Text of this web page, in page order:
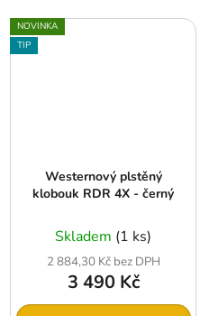
NOVINKA
TIP
Westernový plstěný
klobouk RDR 4X - černý
Skladem (1 ks)
2 884,30 Kč bez DPH
3 490 Kč